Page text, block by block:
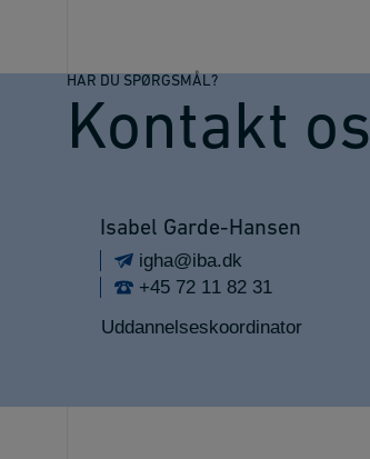
HAR DU SPØRGSMÅL?
Kontakt os
Isabel Garde-Hansen
igha@iba.dk
+45 72 11 82 31
Uddannelseskoordinator